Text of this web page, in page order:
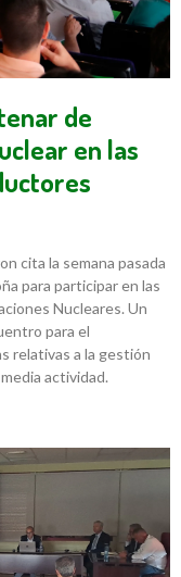
de
en las
cita la semana pasada
para participar en las
Nucleares. Un
para el
relativas a la gestión
actividad.